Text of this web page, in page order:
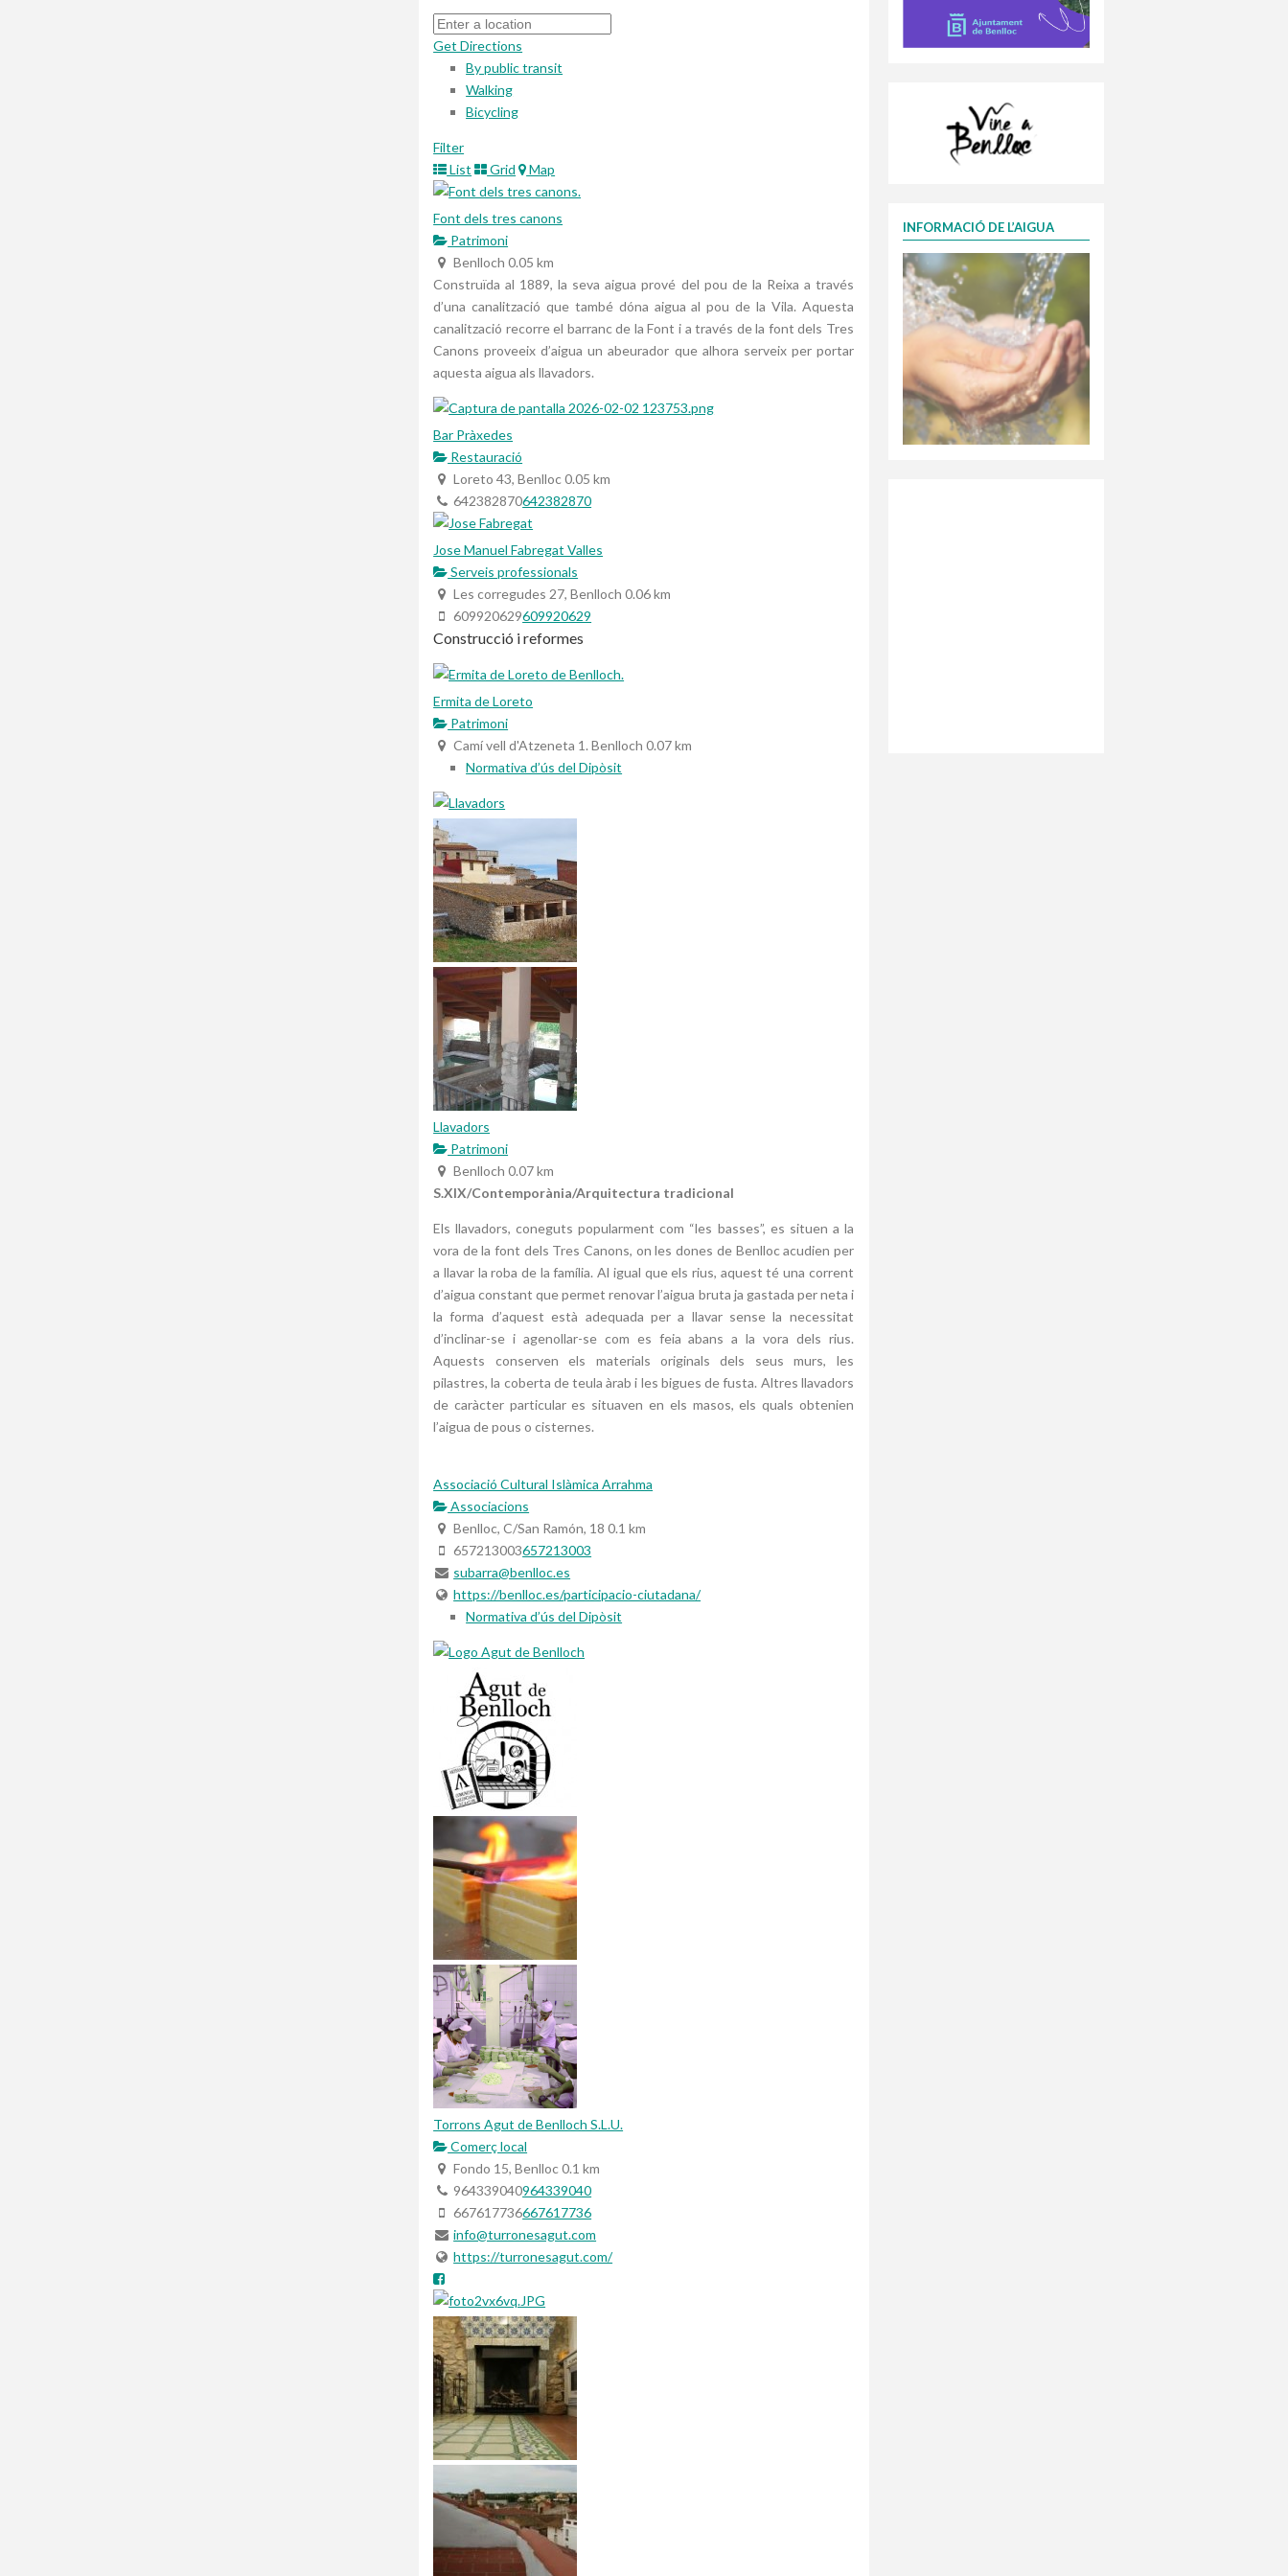
Get Directions
By public transit
Walking
Bicycling
Filter
List
Grid Map
Font dels tres canons
Patrimoni
Benlloch 0.05 km
Construïda al 1889, la seva aigua prové del pou de la Reixa a través
d’una canalització que també dóna aigua al pou de la Vila. Aquesta
canalització recorre el barranc de la Font i a través de la font dels Tres
Canons proveeix d’aigua un abeurador que alhora serveix per portar
aquesta aigua als llavadors.
Bar Pràxedes
Restauració
Loreto 43, Benlloc0.05 km
642382870642382870
Jose Manuel Fabregat Valles
Serveis professionals
Les corregudes 27, Benlloch 0.06 km
609920629609920629
Construcció i reformes
Ermita de Loreto
Patrimoni
Camí vell d'Atzeneta 1. Benlloch 0.07 km
Normativa d’ús del Dipòsit
Llavadors
Patrimoni
Benlloch 0.07 km
S.XIX/Contemporània/Arquitectura tradicional
Els llavadors, coneguts popularment com “les basses”, es situen a la
vora de la font dels Tres Canons, on les dones de Benlloc acudien per
a llavar la roba de la família. Al igual que els rius, aquest té una corrent
d’aigua constant que permet renovar l’aigua bruta ja gastada per neta i
la forma d’aquest està adequada per a llavar sense la necessitat
d’inclinar-se i agenollar-se com es feia abans a la vora dels rius.
Aquests conserven els materials originals dels seus murs, les
pilastres, la coberta de teula àrab i les bigues de fusta. Altres llavadors
de caràcter particular es situaven en els masos, els quals obtenien
l’aigua de pous o cisternes.
Associació Cultural Islàmica Arrahma
Associacions
Benlloc, C/San Ramón, 18 0.1 km
657213003657213003
subarra@benlloc.es
https://benlloc.es/participacio-ciutadana/
Normativa d’ús del Dipòsit
Torrons Agut de Benlloch S.L.U.
Comerç local
Fondo 15, Benlloc0.1 km
964339040964339040
667617736667617736
info@turronesagut.com
https://turronesagut.com/
INFORMACIÓ DE L’AIGUA